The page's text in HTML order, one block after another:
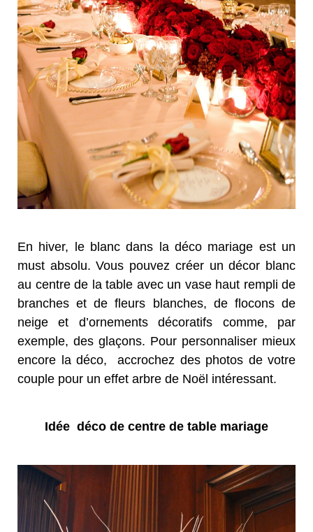
En hiver, le blanc dans la déco mariage est un
must absolu. Vous pouvez créer un décor blanc
au centre de la table avec un vase haut rempli de
branches et de fleurs blanches, de flocons de
neige et d’ornements décoratifs comme, par
exemple, des glaçons. Pour personnaliser mieux
encore la déco, accrochez des photos de votre
couple pour un effet arbre de Noël intéressant.
Idée déco de centre de table mariage